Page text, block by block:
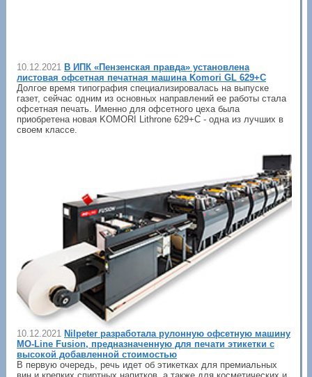
10.12.2021 В ИПК «Пензенская правда» установлена
листовая офсетная печатная машина Komori GL 629+C
Долгое время типография специализировалась на выпуске
газет, сейчас одним из основных направлений ее работы стала
офсетная печать. Именно для офсетного цеха была
приобретена новая KOMORI Lithrone 629+C - одна из лучших в
своем классе.
10.12.2021 Nilpeter разработала рулонную офсетную машину
MO-Line Fusion, предназначенную для печати этикетки с
высокой добавленной стоимостью
В первую очередь, речь идет об этикетках для премиальных